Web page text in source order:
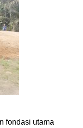
fondasi utama